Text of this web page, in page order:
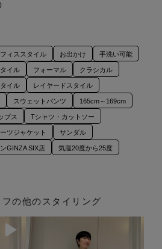
ィススタイル お出かけ 手洗い可能
イル フォーマル クラシカル
イル レイヤードスタイル
スウェットパンツ 165cm～169cm
プス Tシャツ・カットソー
ツジャケット サンダル
GINZA SIX店 気温20度から25度
の他のスタイリング